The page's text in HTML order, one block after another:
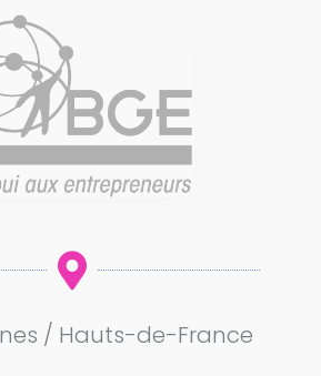

/ Hauts-de-France